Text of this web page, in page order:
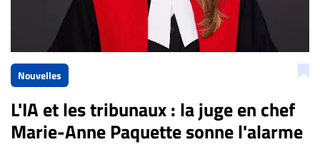
Nouvelles
L'IA et les tribunaux : la juge en chef
Marie-Anne Paquette sonne l'alarme